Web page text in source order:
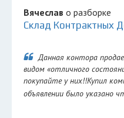
Вячеслав о разборке
Склад Контрактных
Данная контора
видом «отличного
покупайте у них!!Купил
объявлении было указано